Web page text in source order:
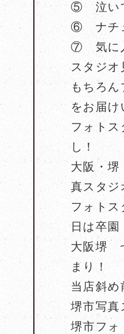
⑤ 泣い
⑥ ナチュ
⑦ 気に
スタジオ
もちろ
をお届け
フォト
し！
大阪・
真スタジ
フォト
日は卒
大阪堺
まり！
当店斜め
堺市写真
堺市フ